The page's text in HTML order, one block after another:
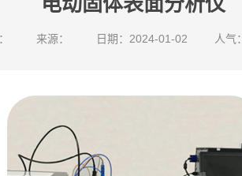
来源： 日期：2024-01-02 人气：